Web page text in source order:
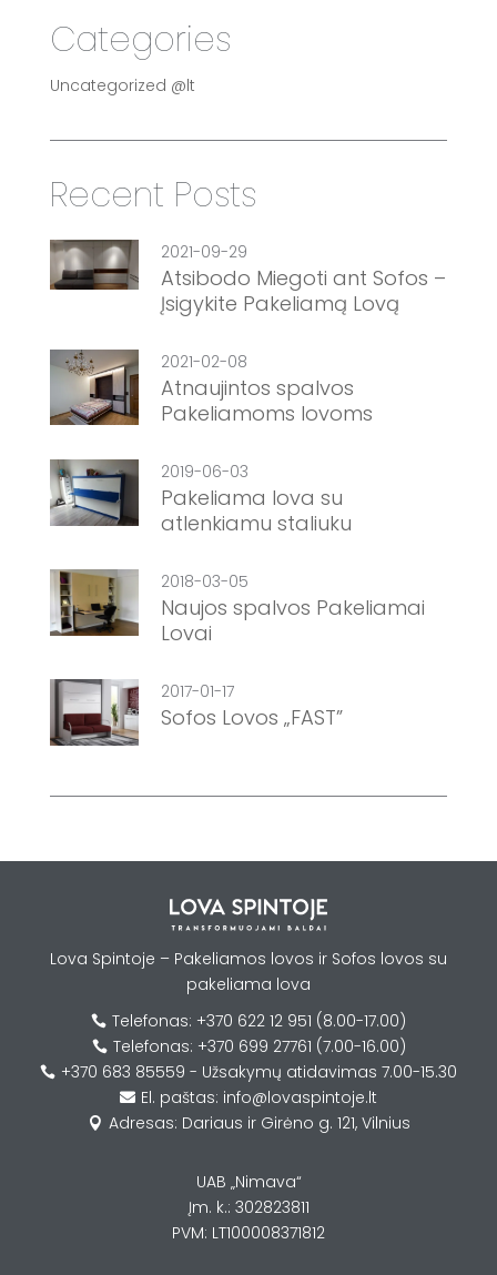
Categories
Uncategorized @lt
Recent Posts
2021-09-29
Atsibodo Miegoti ant Sofos –
Įsigykite Pakeliamą Lovą
2021-02-08
Atnaujintos spalvos
Pakeliamoms lovoms
2019-06-03
Pakeliama lova su
atlenkiamu staliuku
2018-03-05
Naujos spalvos Pakeliamai
Lovai
2017-01-17
Sofos Lovos „FAST”
Lova Spintoje – Pakeliamos lovos ir Sofos lovos su
pakeliama lova
 Telefonas: +370 622 12 951 (8.00-17.00)
 Telefonas: +370 699 27761 (7.00-16.00)
 +370 683 85559 - Užsakymų atidavimas 7.00-15.30
 El. paštas: info@lovaspintoje.lt
 Adresas: Dariaus ir Girėno g. 121, Vilnius
UAB „Nimava“
Įm. k.: 302823811
PVM: LT100008371812